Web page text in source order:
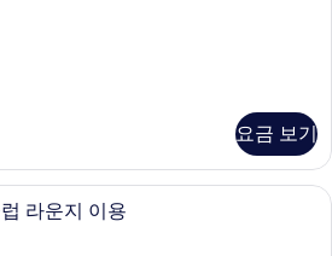
요금 보기
클럽 스위트, 침실 1개, 클럽 라운지 이
라운지 이용